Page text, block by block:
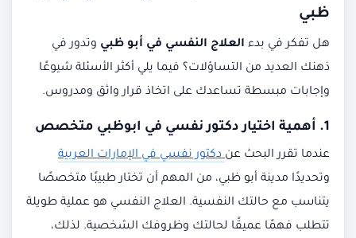
ظبي
هل تفكر في بدء العلاج النفسي في أبو ظبي وتدور في
ذهنك العديد من التساؤلات؟ فيما يلي أكثر الأسئلة شيوعًا
وإجابات مبسطة تساعدك على اتخاذ قرار واثق ومدروس.
1. أهمية اختيار دكتور نفسي في ابوظبي متخصص
عندما تقرر البحث عندكتور نفسي في الإمارات العربية
وتحديدًا مدينة أبو ظبي، من المهم أن تختار طبيبًا متخصصًا
يتناسب مع حالتك النفسية. العلاج النفسي هو عملية طويلة
تتطلب فهمًا عميقًا لحالتك وظروفك الشخصية. لذلك،